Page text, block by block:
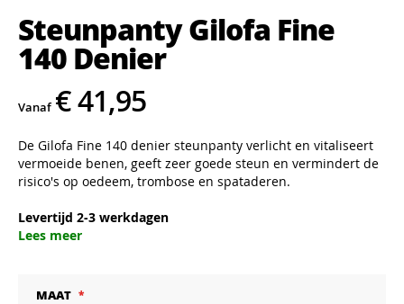
begin
van
de
gallerij
Steunpanty Gilofa Fine
140 Denier
Vanaf € 41,95
De Gilofa Fine 140 denier steunpanty verlicht en vitaliseert
vermoeide benen, geeft zeer goede steun en vermindert de
risico's op oedeem, trombose en spataderen.
Levertijd 2-3 werkdagen
Lees meer
MAAT